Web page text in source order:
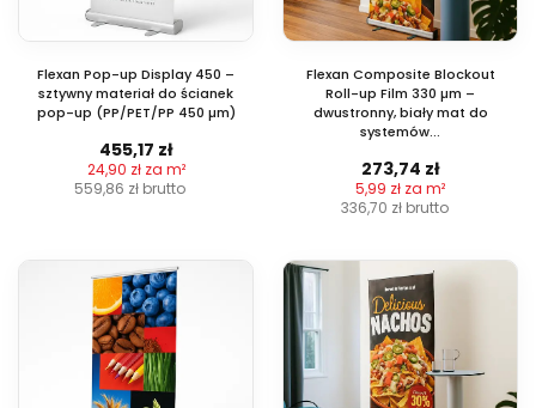
Flexan Pop-up Display 450 –
sztywny materiał do ścianek
pop-up (PP/PET/PP 450 µm)
455,17 zł
24,90 zł za m²
559,86 zł brutto
Flexan Composite Blockout
Roll-up Film 330 µm –
dwustronny, biały mat do
systemów...
273,74 zł
5,99 zł za m²
336,70 zł brutto